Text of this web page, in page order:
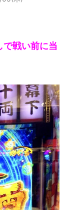
で戦い前に当